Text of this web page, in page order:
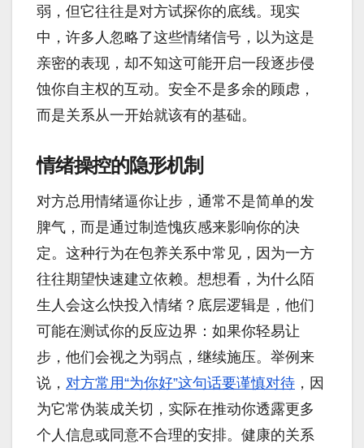
弱，但它往往是对方试探你的底线。现实
中，许多人忽略了这些情绪信号，以为这是
亲密的表现，却不知这可能开启一段逐步侵
蚀你自主权的互动。安全不是多余的顾虑，
而是关系从一开始就该有的基础。
情绪操控的隐形机制
对方总用情绪逼你让步，通常不是简单的发
脾气，而是通过制造愧疚感来影响你的决
定。这种行为在包养关系中常见，因为一方
往往期望快速建立依赖。想想看，为什么陌
生人会这么快投入情绪？底层逻辑是，他们
可能在测试你的反应边界：如果你轻易让
步，他们会视之为弱点，继续施压。举例来
说， 对方常用“为你好”这句话要谨慎对待 ，因
为它常伪装成关切，实际在推动你透露更多
个人信息或同意不合理的安排。健康的关系